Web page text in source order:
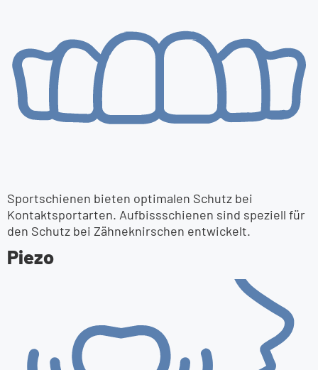
Sportschienen bieten optimalen Schutz bei
Kontaktsportarten. Aufbissschienen sind speziell für
den Schutz bei Zähneknirschen entwickelt.
Piezo